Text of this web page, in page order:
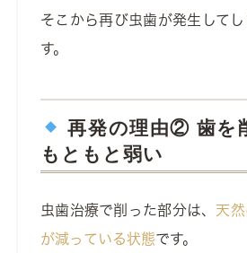
そこから再び虫歯が発生して
す。
再発の理由② 歯を
もともと弱い
虫歯治療で削った部分は、 天
が減っている状態です。